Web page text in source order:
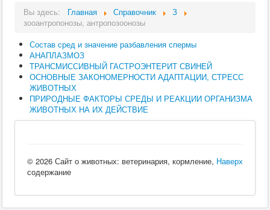
Вы здесь: Главная Справочник
З
зооантропонозы, антропозоонозы
Состав сред и значение разбавления спермы
АНАПЛАЗМОЗ
ТРАНСМИССИВНЫЙ ГАСТРОЭНТЕРИТ СВИНЕЙ
ОСНОВНЫЕ ЗАКОНОМЕРНОСТИ АДАПТАЦИИ, СТРЕСС
ЖИВОТНЫХ
ПРИРОДНЫЕ ФАКТОРЫ СРЕДЫ И РЕАКЦИИ ОРГАНИЗМА
ЖИВОТНЫХ НА ИХ ДЕЙСТВИЕ
Наверх
© 2026 Сайт о животных: ветеринария, кормление,
содержание